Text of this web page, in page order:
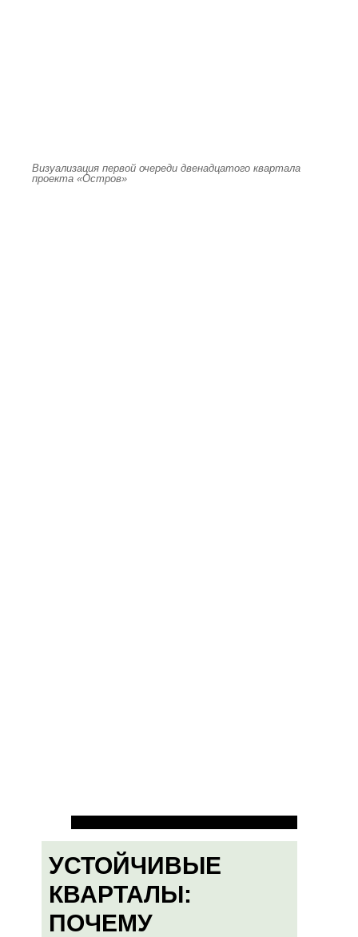
Визуализация первой очереди двенадцатого квартала
проекта «Остров»
УСТОЙЧИВЫЕ
КВАРТАЛЫ:
ПОЧЕМУ